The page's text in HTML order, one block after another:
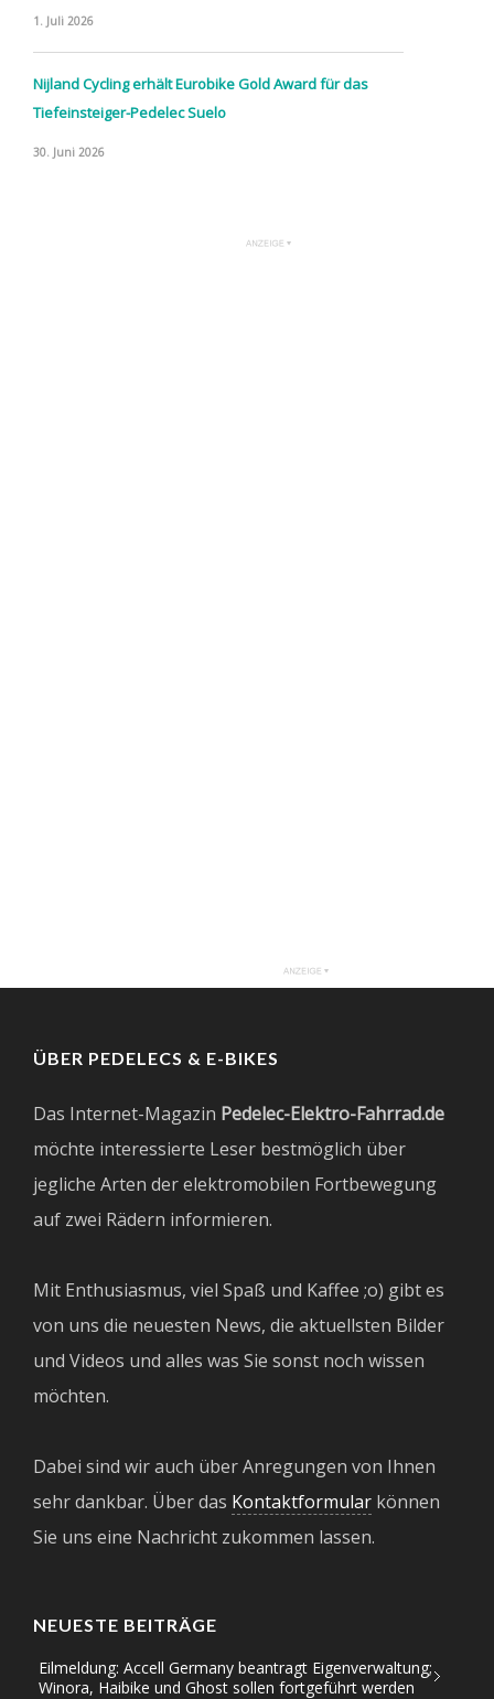
1. Juli 2026
Nijland Cycling erhält Eurobike Gold Award für das
Tiefeinsteiger-Pedelec Suelo
30. Juni 2026
ÜBER PEDELECS & E-BIKES
Das Internet-Magazin Pedelec-Elektro-Fahrrad.de
möchte interessierte Leser bestmöglich über
jegliche Arten der elektromobilen Fortbewegung
auf zwei Rädern informieren.
Mit Enthusiasmus, viel Spaß und Kaffee ;o) gibt es
von uns die neuesten News, die aktuellsten Bilder
und Videos und alles was Sie sonst noch wissen
möchten.
Dabei sind wir auch über Anregungen von Ihnen
sehr dankbar. Über das Kontaktformular können
Sie uns eine Nachricht zukommen lassen.
NEUESTE BEITRÄGE
Eilmeldung: Accell Germany beantragt Eigenverwaltung;
Winora, Haibike und Ghost sollen fortgeführt werden